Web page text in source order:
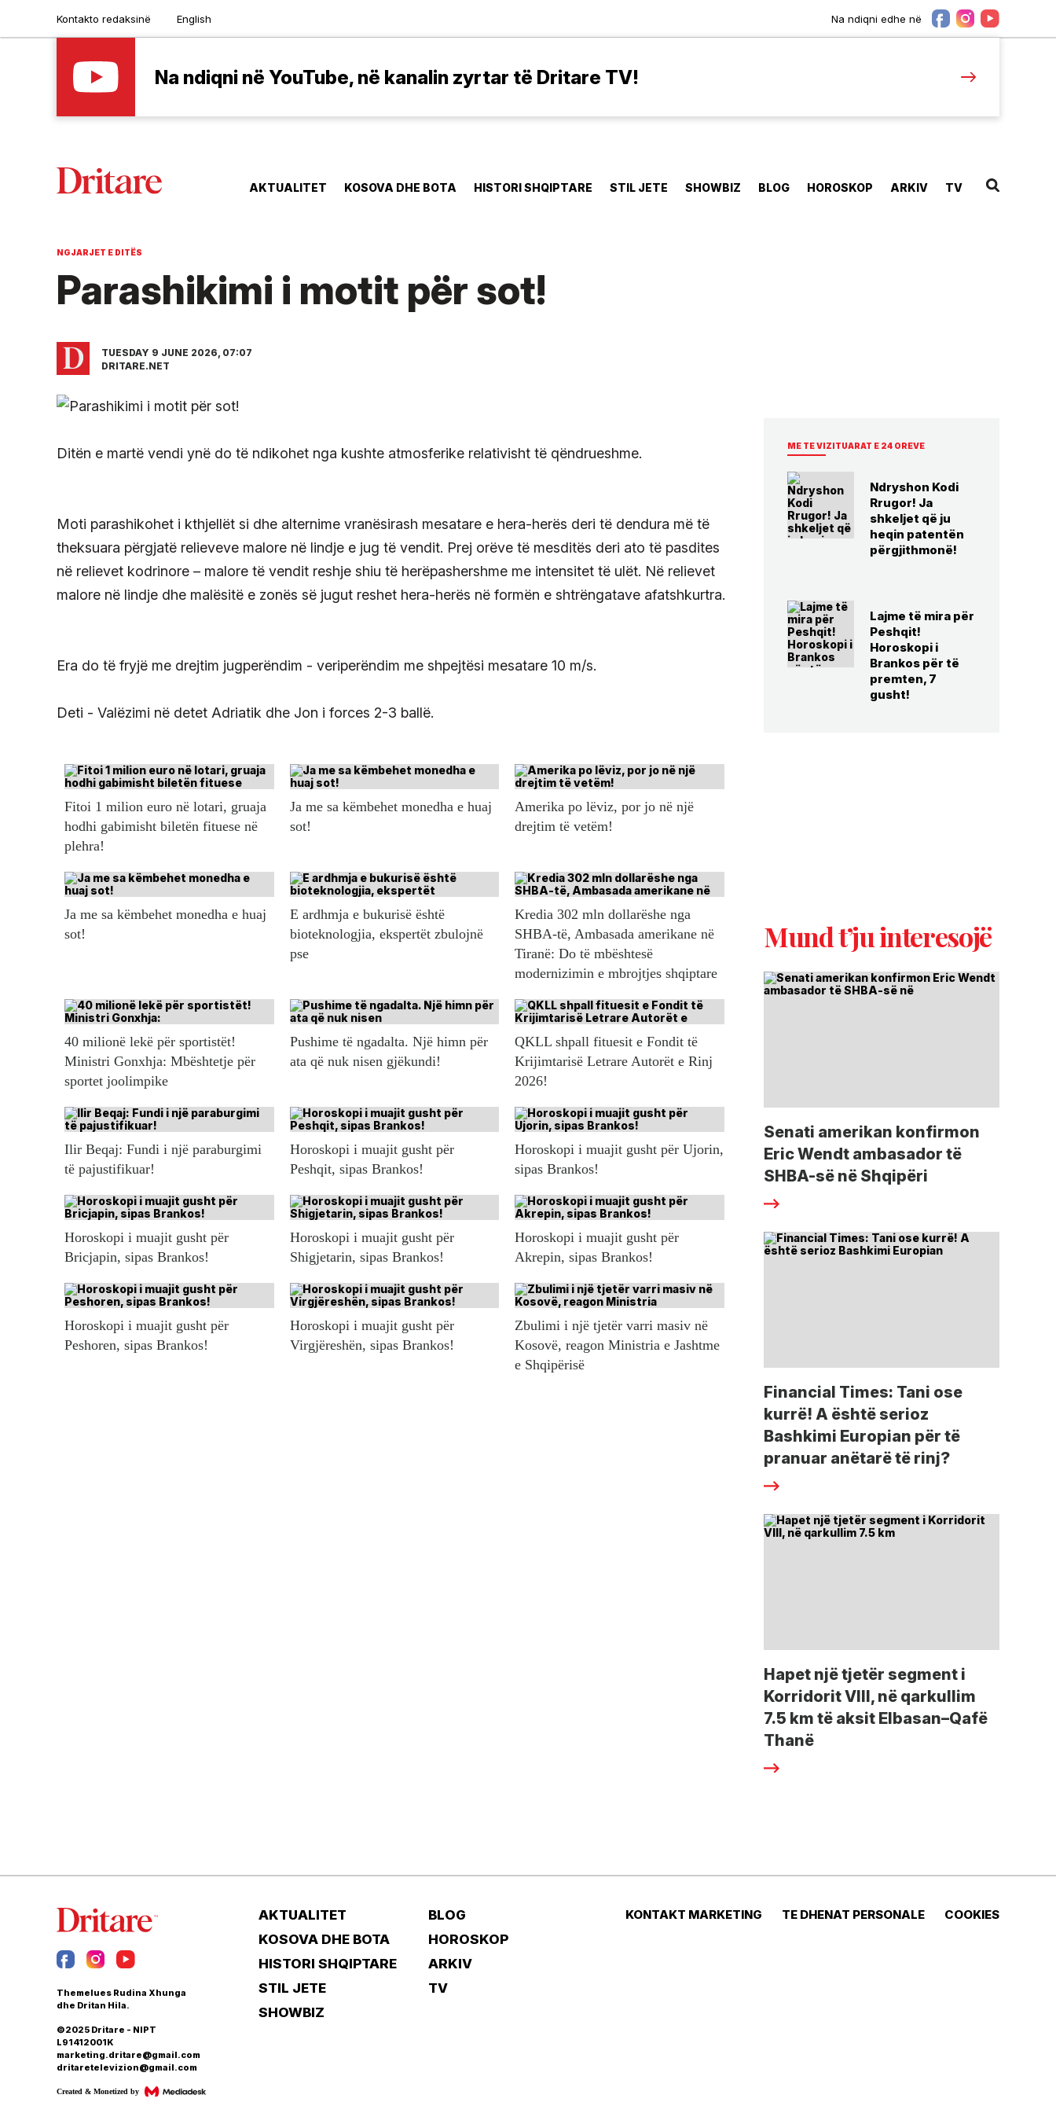
Kontakto redaksinë English Na ndiqni edhe në
Na ndiqni në YouTube, në kanalin zyrtar të Dritare TV!
AKTUALITET KOSOVA DHE BOTA HISTORI SHQIPTARE STIL JETE SHOWBIZ BLOG HOROSKOP ARKIV TV
NGJARJET E DITËS
Parashikimi i motit për sot!
TUESDAY 9 JUNE 2026, 07:07
DRITARE.NET
Ditën e martë vendi ynë do të ndikohet nga kushte atmosferike relativisht të qëndrueshme.
Moti parashikohet i kthjellët si dhe alternime vranësirash mesatare e hera-herës deri të dendura më të
theksuara përgjatë relieveve malore në lindje e jug të vendit. Prej orëve të mesditës deri ato të pasdites
në relievet kodrinore – malore të vendit reshje shiu të herëpashershme me intensitet të ulët. Në relievet
malore në lindje dhe malësitë e zonës së jugut reshet hera-herës në formën e shtrëngatave afatshkurtra.
Era do të fryjë me drejtim jugperëndim - veriperëndim me shpejtësi mesatare 10 m/s.
Deti - Valëzimi në detet Adriatik dhe Jon i forces 2-3 ballë.
Fitoi 1 milion euro në lotari, gruaja
hodhi gabimisht biletën fituese në
plehra!
Ja me sa këmbehet monedha e huaj
sot!
Amerika po lëviz, por jo në një
drejtim të vetëm!
Ja me sa këmbehet monedha e huaj
sot!
E ardhmja e bukurisë është
bioteknologjia, ekspertët zbulojnë
pse
Kredia 302 mln dollarëshe nga
SHBA-të, Ambasada amerikane në
Tiranë: Do të mbështesë
modernizimin e mbrojtjes shqiptare
40 milionë lekë për sportistët!
Ministri Gonxhja: Mbështetje për
sportet joolimpike
Pushime të ngadalta. Një himn për
ata që nuk nisen gjëkundi!
QKLL shpall fituesit e Fondit të
Krijimtarisë Letrare Autorët e Rinj
2026!
Ilir Beqaj: Fundi i një paraburgimi
të pajustifikuar!
Horoskopi i muajit gusht për
Peshqit, sipas Brankos!
Horoskopi i muajit gusht për Ujorin,
sipas Brankos!
Horoskopi i muajit gusht për
Bricjapin, sipas Brankos!
Horoskopi i muajit gusht për
Shigjetarin, sipas Brankos!
Horoskopi i muajit gusht për
Akrepin, sipas Brankos!
Horoskopi i muajit gusht për
Peshoren, sipas Brankos!
Horoskopi i muajit gusht për
Virgjëreshën, sipas Brankos!
Zbulimi i një tjetër varri masiv në
Kosovë, reagon Ministria e Jashtme
e Shqipërisë
ME TE VIZITUARAT E 24 OREVE
Ndryshon Kodi
Rrugor! Ja
shkeljet që ju
heqin patentën
përgjithmonë!
Lajme të mira për
Peshqit!
Horoskopi i
Brankos për të
premten, 7
gusht!
Mund t’ju interesojë
Senati amerikan konfirmon
Eric Wendt ambasador të
SHBA-së në Shqipëri
Financial Times: Tani ose
kurrë! A është serioz
Bashkimi Europian për të
pranuar anëtarë të rinj?
Hapet një tjetër segment i
Korridorit VIII, në qarkullim
7.5 km të aksit Elbasan–Qafë
Thanë
Themelues Rudina Xhunga
dhe Dritan Hila.
©2025 Dritare - NIPT
L91412001K
marketing.dritare@gmail.com
dritaretelevizion@gmail.com
Created & Monetized by
AKTUALITET
KOSOVA DHE BOTA
HISTORI SHQIPTARE
STIL JETE
SHOWBIZ
BLOG
HOROSKOP
ARKIV
TV
KONTAKT MARKETING TE DHENAT PERSONALE COOKIES